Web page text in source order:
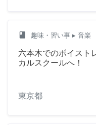
class 趣味・習い事 ▸ 音楽
六本木でのボイスト
カルスクールへ！
東京都